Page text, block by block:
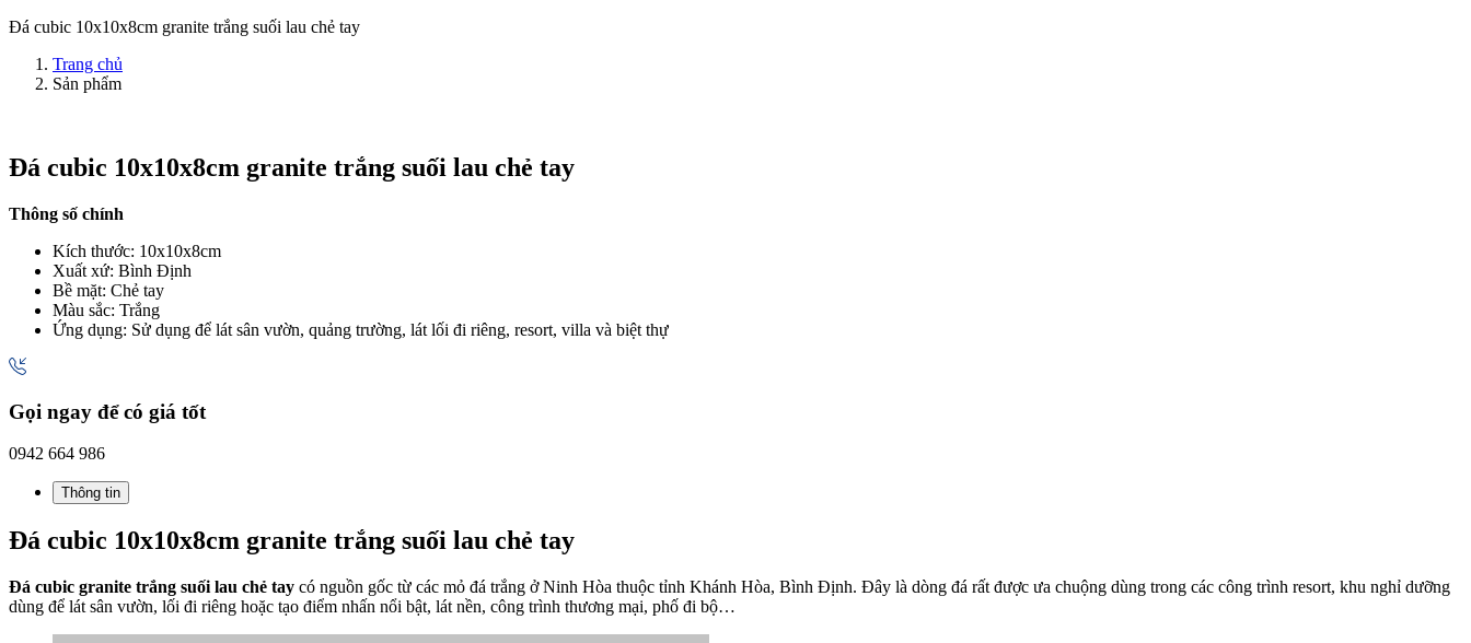
Đá cubic 10x10x8cm granite trắng suối lau chẻ tay
Trang chủ
Sản phẩm
Đá cubic 10x10x8cm granite trắng suối lau chẻ tay
Thông số chính
Kích thước: 10x10x8cm
Xuất xứ: Bình Định
Bề mặt: Chẻ tay
Màu sắc: Trắng
Ứng dụng: Sử dụng để lát sân vườn, quảng trường, lát lối đi riêng, resort, villa và biệt thự
Gọi ngay để có giá tốt
0942 664 986
Thông tin
Đá cubic 10x10x8cm granite trắng suối lau chẻ tay
Đá cubic granite trắng suối lau chẻ tay có nguồn gốc từ các mỏ đá trắng ở Ninh Hòa thuộc tỉnh Khánh Hòa, Bình Định. Đây là dòng đá rất được ưa chuộng dùng trong các công trình resort, khu nghỉ dưỡng
dùng để lát sân vườn, lối đi riêng hoặc tạo điểm nhấn nổi bật, lát nền, công trình thương mại, phố đi bộ…